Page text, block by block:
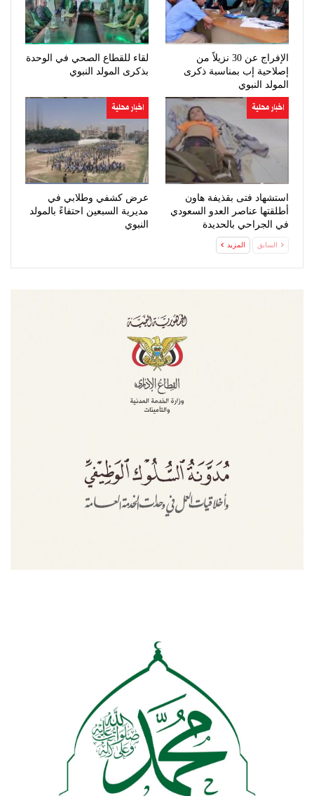
الإفراج عن 30 نزيلاً من
إصلاحية إب بمناسبة ذكرى
المولد النبوي
لقاء للقطاع الصحي في الوحدة
بذكرى المولد النبوي
اخبار محلية
استشهاد فتى بقذيفة هاون
أطلقتها عناصر العدو السعودي
في الجراحي بالحديدة
اخبار محلية
عرض كشفي وطلابي في
مديرية السبعين احتفاءً بالمولد
النبوي
السابق المزيد